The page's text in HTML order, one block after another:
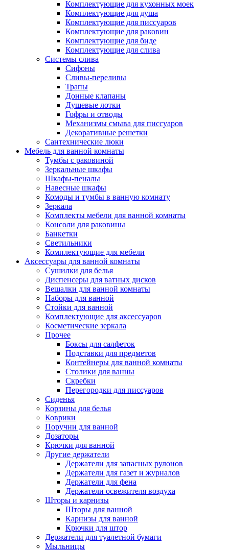
Комплектующие для кухонных моек
Комплектующие для душа
Комплектующие для писсуаров
Комплектующие для раковин
Комплектующие для биде
Комплектующие для слива
Системы слива
Сифоны
Сливы-переливы
Трапы
Донные клапаны
Душевые лотки
Гофры и отводы
Механизмы смыва для писсуаров
Декоративные решетки
Сантехнические люки
Мебель для ванной комнаты
Тумбы с раковиной
Зеркальные шкафы
Шкафы-пеналы
Навесные шкафы
Комоды и тумбы в ванную комнату
Зеркала
Комплекты мебели для ванной комнаты
Консоли для раковины
Банкетки
Светильники
Комплектующие для мебели
Аксессуары для ванной комнаты
Сушилки для белья
Диспенсеры для ватных дисков
Вешалки для ванной комнаты
Наборы для ванной
Стойки для ванной
Комплектующие для аксессуаров
Косметические зеркала
Прочее
Боксы для салфеток
Подставки для предметов
Контейнеры для ванной комнаты
Столики для ванны
Скребки
Перегородки для писсуаров
Сиденья
Корзины для белья
Коврики
Поручни для ванной
Дозаторы
Крючки для ванной
Другие держатели
Держатели для запасных рулонов
Держатели для газет и журналов
Держатели для фена
Держатели освежителя воздуха
Шторы и карнизы
Шторы для ванной
Карнизы для ванной
Крючки для штор
Держатели для туалетной бумаги
Мыльницы